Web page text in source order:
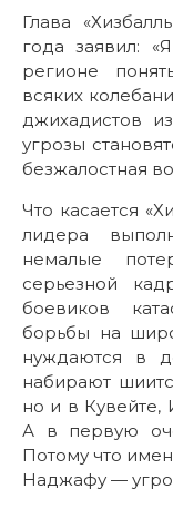
Глава
года заявил:
регионе
всяких
джихадистов
угрозы
безжалостная
Что касается
лидера
немалые
серьезной
боевиков
борьбы на
нуждаются в
набирают
но и в Кувейте,
А в первую
Потому что
Наджафу —